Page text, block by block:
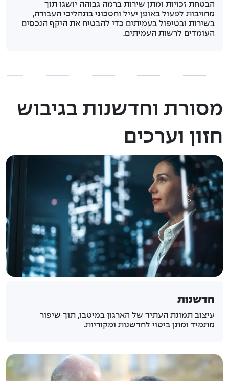
הבטחת זכויות ומתן שירות ברמה גבוהה יושגו תוך
מחויבות לפעול באופן יעיל וחסכוני בתהליכי העבודה,
בשירות ובטיפול בעמיתים כדי להבטיח את היקף הנכסים
העומדים לרשות העמיתים.
מסורת וחדשנות בגיבוש
חזון וערכים
חדשנות
עיצוב תמונת העתיד של הארגון במיטבו, תוך שיפור
מתמיד ומתן ביטוי לחדשנות ומקוריות.